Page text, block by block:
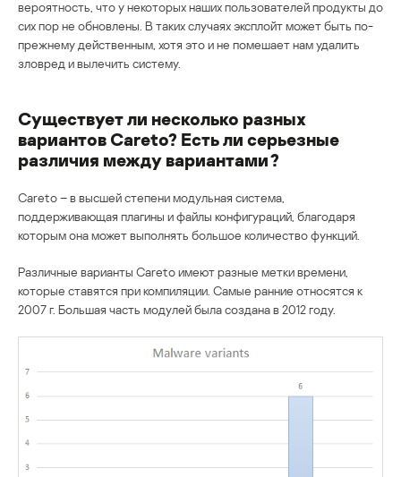
вероятность, что у некоторых наших пользователей продукты до
сих пор не обновлены. В таких случаях эксплойт может быть по-
прежнему действенным, хотя это и не помешает нам удалить
зловред и вылечить систему.
Существует ли несколько разных
вариантов Careto? Есть ли серьезные
различия между вариантами?
Careto – в высшей степени модульная система,
поддерживающая плагины и файлы конфигураций, благодаря
которым она может выполнять большое количество функций.
Различные варианты Careto имеют разные метки времени,
которые ставятся при компиляции. Самые ранние относятся к
2007 г. Большая часть модулей была создана в 2012 году.